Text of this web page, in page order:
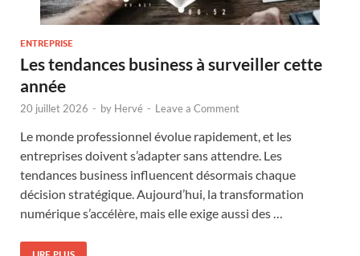
ENTREPRISE
Les tendances business à surveiller cette
année
20 juillet 2026 - by Hervé - Leave a Comment
Le monde professionnel évolue rapidement, et les
entreprises doivent s’adapter sans attendre. Les
tendances business influencent désormais chaque
décision stratégique. Aujourd’hui, la transformation
numérique s’accélère, mais elle exige aussi des …